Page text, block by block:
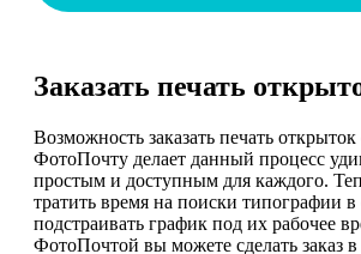
Заказать печать
Возможность заказать печать
ФотоПочту делает данный процесс
простым и доступным для каждого.
тратить время на поиски типографии в
подстраивать график под их рабочее
ФотоПочтой вы можете сделать заказ